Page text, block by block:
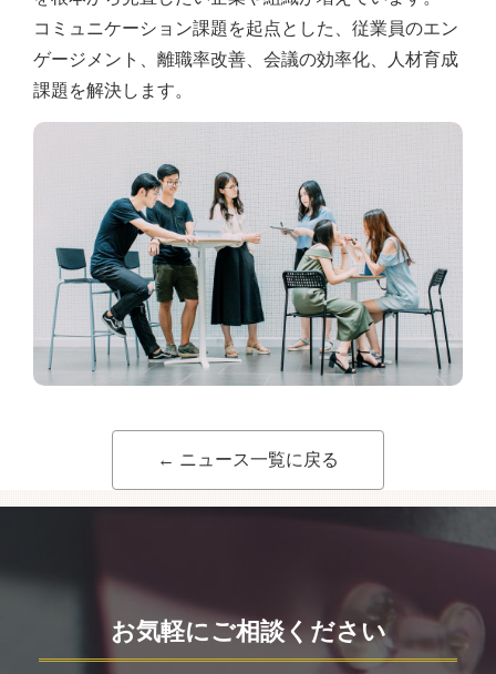
コミュニケーション課題を起点とした、従業員のエン
ゲージメント、離職率改善、会議の効率化、人材育成
課題を解決します。
← ニュース一覧に戻る
お気軽にご相談ください